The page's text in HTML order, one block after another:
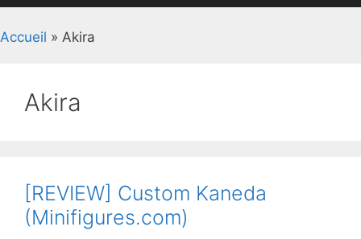
Accueil » Akira
Akira
[REVIEW] Custom Kaneda
(Minifigures.com)